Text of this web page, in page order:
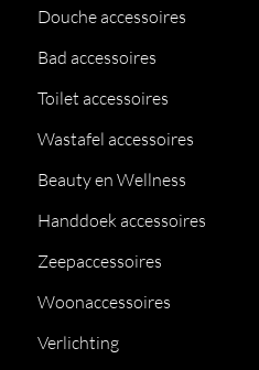
Douche accessoires
Bad accessoires
Toilet accessoires
Wastafel accessoires
Beauty en Wellness
Handdoek accessoires
Zeepaccessoires
Woonaccessoires
Verlichting